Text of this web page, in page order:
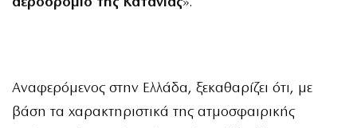
Αναφερόμενος στην Ελλάδα, ξεκαθαρίζει ότι, με
βάση τα χαρακτηριστικά της ατμοσφαιρικής